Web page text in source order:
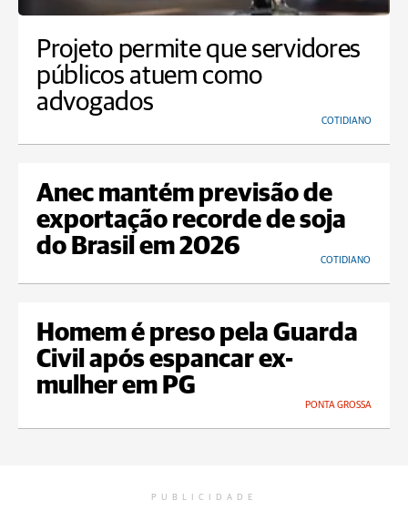
Projeto permite que servidores
públicos atuem como
advogados
COTIDIANO
Anec mantém previsão de
exportação recorde de soja
do Brasil em 2026
COTIDIANO
Homem é preso pela Guarda
Civil após espancar ex-
mulher em PG
PONTA GROSSA
PUBLICIDADE